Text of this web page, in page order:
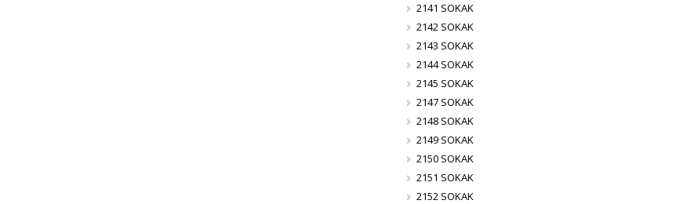
2141 SOKAK
2142 SOKAK
2143 SOKAK
2144 SOKAK
2145 SOKAK
2147 SOKAK
2148 SOKAK
2149 SOKAK
2150 SOKAK
2151 SOKAK
2152 SOKAK